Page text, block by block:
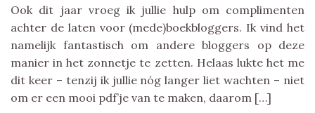
Ook dit jaar vroeg ik jullie hulp om complimenten
achter de laten voor (mede)boekbloggers. Ik vind het
namelijk fantastisch om andere bloggers op deze
manier in het zonnetje te zetten. Helaas lukte het me
dit keer – tenzij ik jullie nóg langer liet wachten – niet
om er een mooi pdf’je van te maken, daarom […]